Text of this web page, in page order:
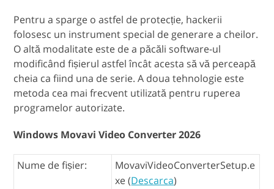
Pentru a sparge o astfel de protecție, hackerii
folosesc un instrument special de generare a cheilor.
O altă modalitate este de a păcăli software-ul
modificând fișierul astfel încât acesta să vă perceapă
cheia ca fiind una de serie. A doua tehnologie este
metoda cea mai frecvent utilizată pentru ruperea
programelor autorizate.
Windows Movavi Video Converter 2026
Nume de fișier:
MovaviVideoConverterSetup.e
xe (Descarca)